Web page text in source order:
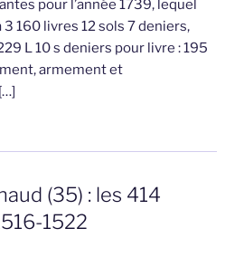
pour l’année 1739, lequel
160 livres 12 sols 7 deniers,
L 10 s deniers pour livre : 195
armement et
(35) : les 414
1522